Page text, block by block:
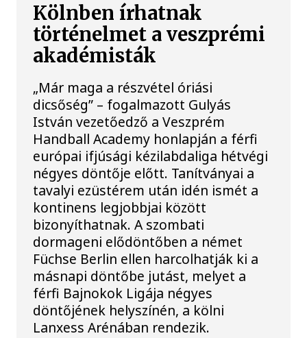
Kölnben írhatnak
történelmet a veszprémi
akadémisták
„Már maga a részvétel óriási
dicsőség” – fogalmazott Gulyás
István vezetőedző a Veszprém
Handball Academy honlapján a férfi
európai ifjúsági kézilabdaliga hétvégi
négyes döntője előtt. Tanítványai a
tavalyi ezüstérem után idén ismét a
kontinens legjobbjai között
bizonyíthatnak. A szombati
dormageni elődöntőben a német
Füchse Berlin ellen harcolhatják ki a
másnapi döntőbe jutást, melyet a
férfi Bajnokok Ligája négyes
döntőjének helyszínén, a kölni
Lanxess Arénában rendezik.